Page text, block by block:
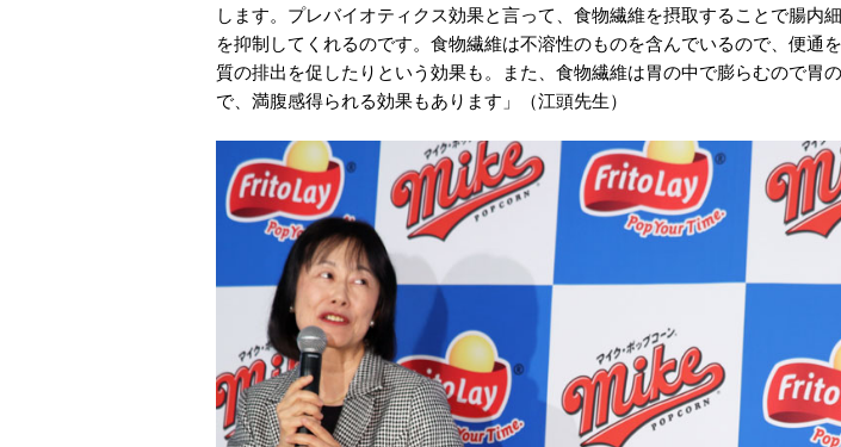
します。プレバイオティクス効果と言って、食物繊維を摂取することで腸内
を抑制してくれるのです。食物繊維は不溶性のものを含んでいるので、便通
質の排出を促したりという効果も。また、食物繊維は胃の中で膨らむので胃
で、満腹感得られる効果もあります」（江頭先生）